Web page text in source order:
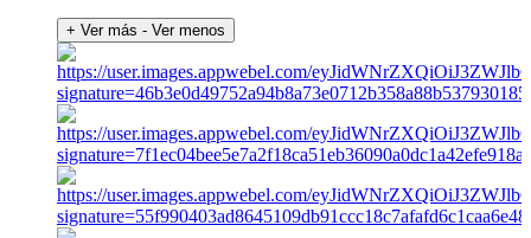
+ Ver más - Ver menos